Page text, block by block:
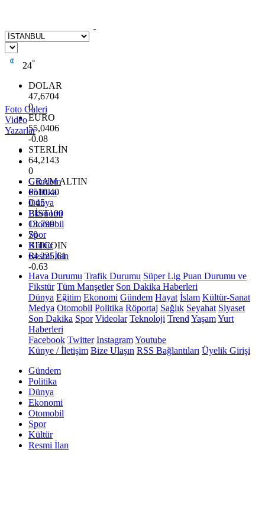
24°
DOLAR
47,6704
0
EURO
55,0406
-0.08
STERLİN
64,2143
0
GRAM ALTIN
6510.40
0.45
BİST100
13.799
70
BITCOIN
64.225,61
-0.63
Foto Galeri
Video
Yazarlar
Gündem
Politika
Dünya
Ekonomi
Otomobil
Spor
Kültür
Resmi İlan
Hava Durumu Trafik Durumu Süper Lig Puan Durumu ve
Fikstür Tüm Manşetler Son Dakika Haberleri
Dünya Eğitim Ekonomi Gündem Hayat İslam Kültür-Sanat
Medya Otomobil Politika Röportaj Sağlık Seyahat Siyaset
Son Dakika Spor Videolar Teknoloji Trend YaşamYurt
Haberleri
Facebook Twitter InstagramYoutube
Künye / İletişim Bize Ulaşın RSS Bağlantıları Üyelik Girişi
Gündem
Politika
Dünya
Ekonomi
Otomobil
Spor
Kültür
Resmi İlan